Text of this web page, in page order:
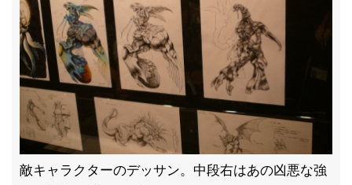
敵キャラクターのデッサン。中段右はあの凶悪な強